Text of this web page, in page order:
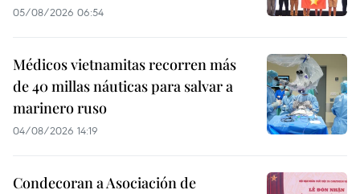
05/08/2026 06:54
Médicos vietnamitas recorren más
de 40 millas náuticas para salvar a
marinero ruso
04/08/2026 14:19
Condecoran a Asociación de